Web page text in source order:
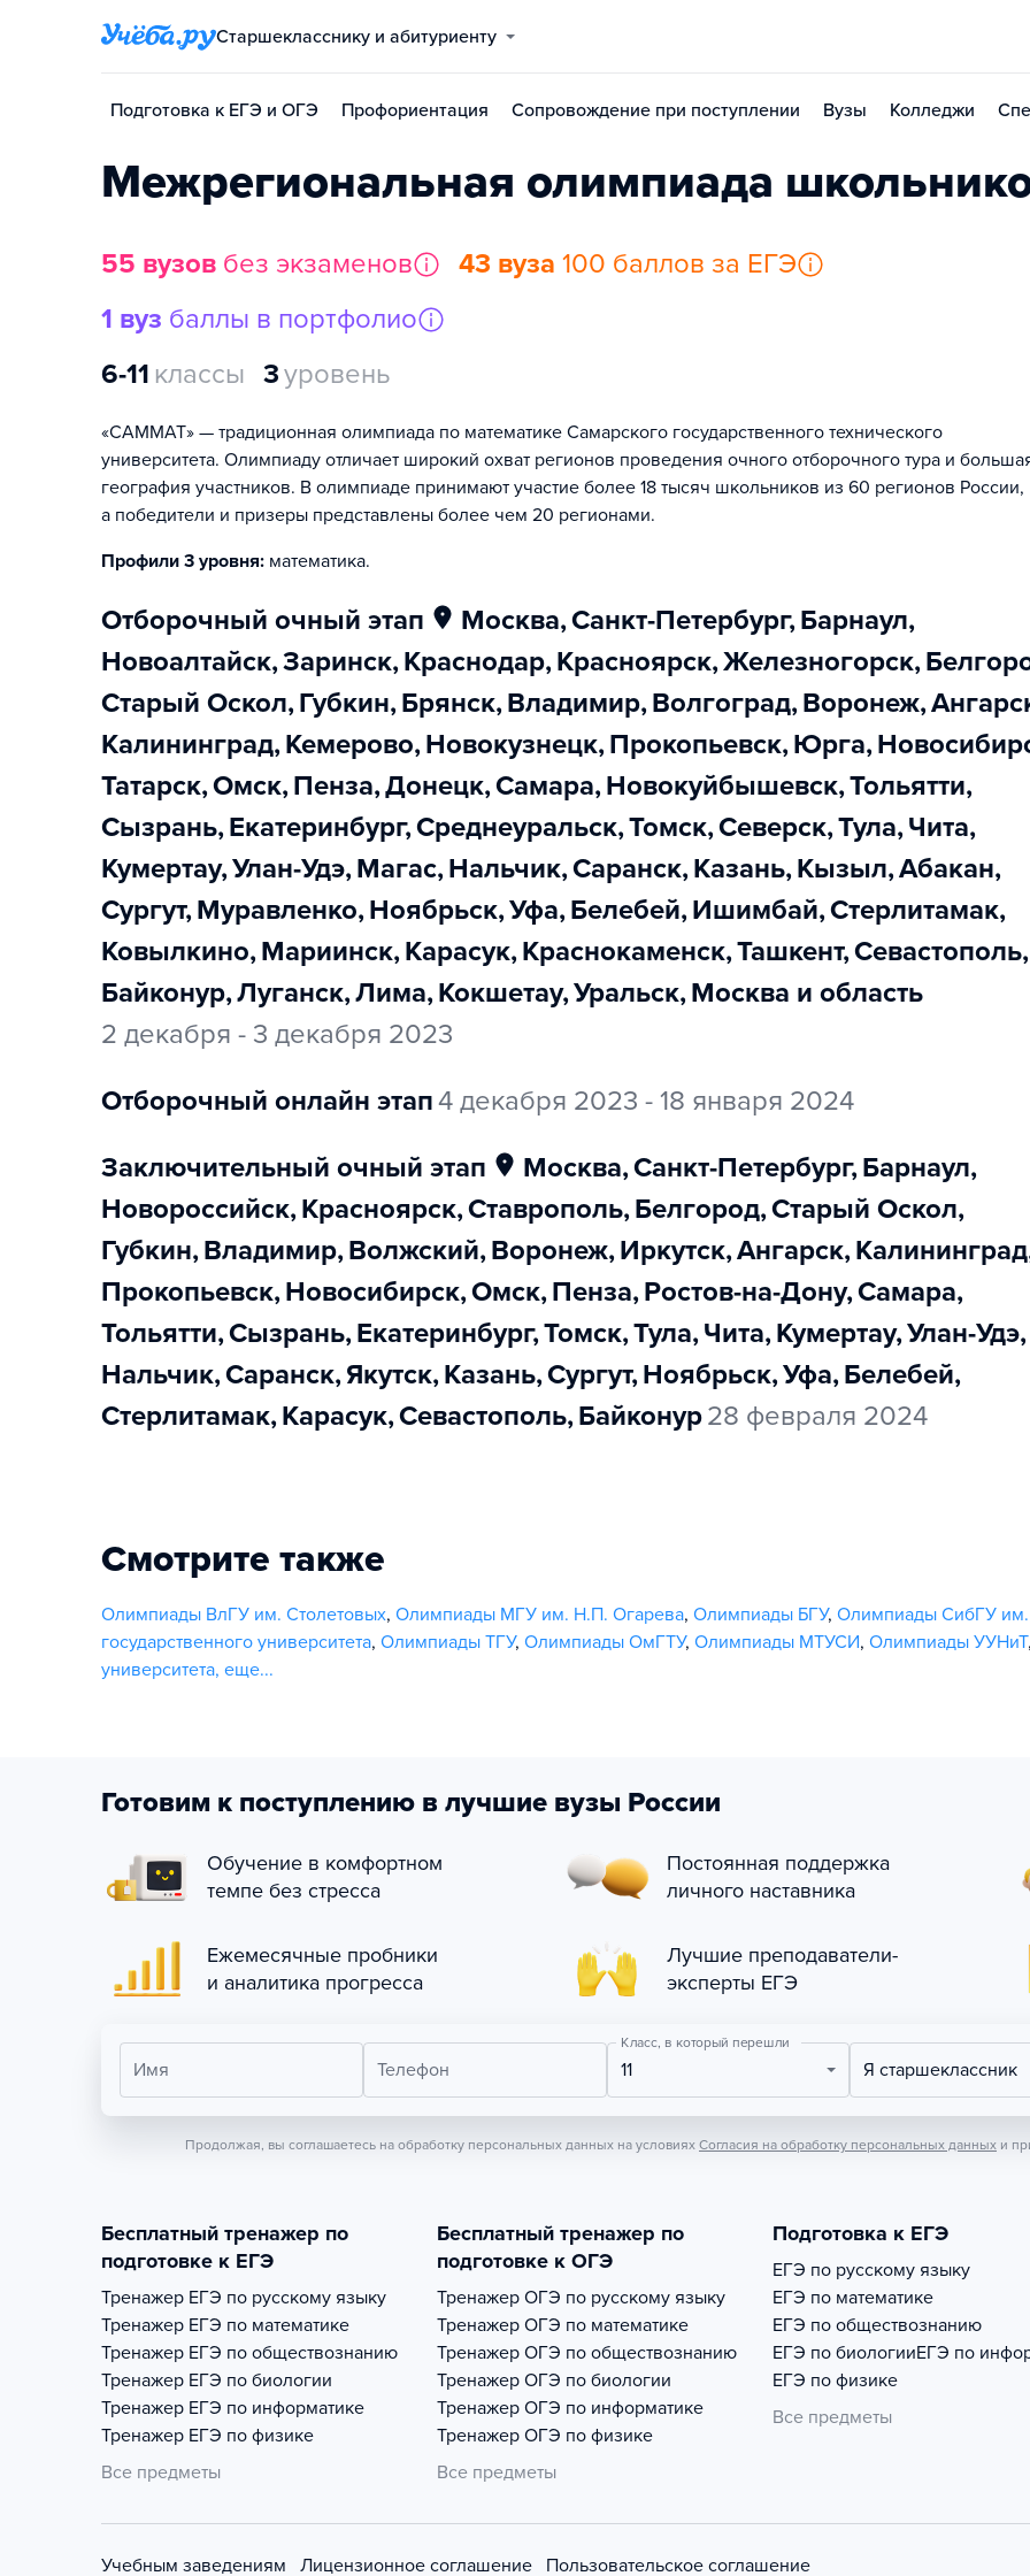
Старшекласснику и абитуриенту
Подготовка к ЕГЭ и ОГЭ Профориентация Сопровождение при поступлении Вузы Колледжи
Межрегиональная олимпиада
55 вузов без экзаменов 43 вуза 100 баллов за ЕГЭ
1 вуз баллы в портфолио
6-11 классы 3уровень
«САММАТ» — традиционная олимпиада по математике Самарского государственного технического
университета. Олимпиаду отличает широкий охват регионов проведения очного отборочного тура и
география участников. В олимпиаде принимают участие более 18 тысяч школьников из 60 регионов России,
а победители и призеры представлены более чем 20 регионами.
Профили 3 уровня: математика.
отборочный очный этап Москва, Санкт-Петербург, Барнаул,
Новоалтайск, Заринск, Краснодар, Красноярск, Железногорск,
Старый Оскол, Губкин, Брянск, Владимир, Волгоград, Воронеж,
Калининград, Кемерово, Новокузнецк, Прокопьевск, Юрга,
Татарск, Омск, Пенза, Донецк, Самара, Новокуйбышевск, Тольятти,
Сызрань, Екатеринбург, Среднеуральск, Томск, Северск, Тула, Чита,
Кумертау, Улан-Удэ, Магас, Нальчик, Саранск, Казань, Кызыл, Абакан,
Сургут, Муравленко, Ноябрьск, Уфа, Белебей, Ишимбай, Стерлитамак,
Ковылкино, Мариинск, Карасук, Краснокаменск, Ташкент, Севастополь,
Байконур, Луганск, Лима, Кокшетау, Уральск,
Москва и область
2 декабря - 3 декабря 2023
отборочный онлайн этап4 декабря 2023 - 18 января 2024
заключительный очный этап
Москва, Санкт-Петербург, Барнаул,
Новороссийск, Красноярск, Ставрополь, Белгород, Старый Оскол,
Губкин, Владимир, Волжский, Воронеж, Иркутск, Ангарск, Калининград
Прокопьевск, Новосибирск, Омск, Пенза, Ростов-на-Дону, Самара,
Тольятти, Сызрань, Екатеринбург, Томск, Тула, Чита, Кумертау, Улан-Удэ,
Нальчик, Саранск, Якутск, Казань, Сургут, Ноябрьск, Уфа, Белебей,
Стерлитамак, Карасук, Севастополь, Байконур 28 февраля 2024
Смотрите также
Олимпиады ВлГУ им. Столетовых, Олимпиады МГУ им. Н.П. Огарева, Олимпиады БГУ, Олимпиады СибГУ
государственного университета, Олимпиады ТГУ, Олимпиады ОмГТУ, Олимпиады МТУСИ, Олимпиады УУНиТ,
университета, еще...
Готовим к поступлению в лучшие вузы России
Обучение в комфортном
темпе без стресса
Постоянная поддержка
личного наставника
Ежемесячные пробники
и аналитика прогресса
Лучшие преподаватели-
эксперты ЕГЭ
Имя Телефон
Класс, в который перешли
11 Я старшеклассник
Продолжая, вы соглашаетесь на обработку персональных данных на условиях Согласия на обработку персональных данных и
Бесплатный тренажер по
подготовке к ЕГЭ
Тренажер ЕГЭ по русскому языку
Тренажер ЕГЭ по математике
Тренажер ЕГЭ по обществознанию
Тренажер ЕГЭ по биологии
Тренажер ЕГЭ по информатике
Тренажер ЕГЭ по физике
Все предметы
Бесплатный тренажер по
подготовке к ОГЭ
Тренажер ОГЭ по русскому языку
Тренажер ОГЭ по математике
Тренажер ОГЭ по обществознанию
Тренажер ОГЭ по биологии
Тренажер ОГЭ по информатике
Тренажер ОГЭ по физике
Все предметы
Подготовка к ЕГЭ
ЕГЭ по русскому языку
ЕГЭ по математике
ЕГЭ по обществознанию
ЕГЭ по биологииЕГЭ по
ЕГЭ по физике
Все предметы
Учебным заведениям Лицензионное соглашение Пользовательское соглашение